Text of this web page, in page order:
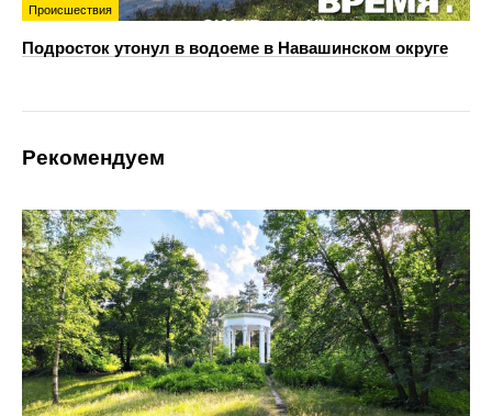
Происшествия
Подросток утонул в водоеме в Навашинском округе
Рекомендуем